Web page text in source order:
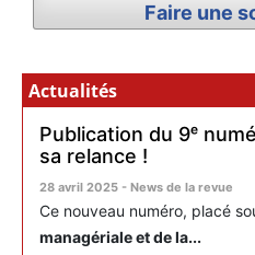
Faire une
Actualités
Publication du 9ᵉ
sa relance !
28 avril 2025 - News de la revue
Ce nouveau numéro, placé
managériale et de la...